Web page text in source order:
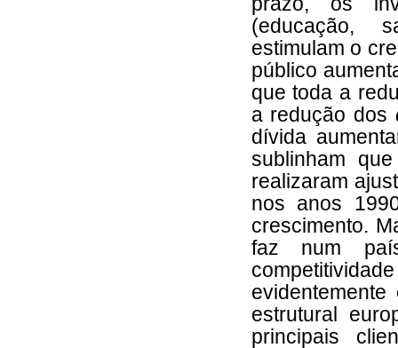
(educação,
estimulam o
público
que toda a
a redução dos
dívida
sublinham
realizaram
nos anos
crescimento.
faz num
estrutural
principais